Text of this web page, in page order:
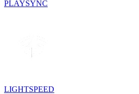
PLAYSYNC
LIGHTSPEED